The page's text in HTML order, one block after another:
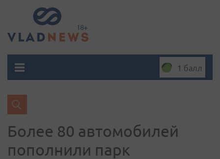
1 балл
Более 80 автомобилей
пополнили парк